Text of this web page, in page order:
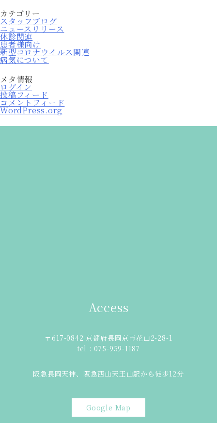
カテゴリー
スタッフブログ
ニュースリリース
休診関連
患者様向け
新型コロナウイルス関連
病気について
メタ情報
ログイン
投稿フィード
コメントフィード
WordPress.org
Access
〒617-0842 京都府長岡京市花山2-28-1
tel : 075-959-1187
阪急長岡天神、阪急西山天王山駅から徒歩12分
Google Map